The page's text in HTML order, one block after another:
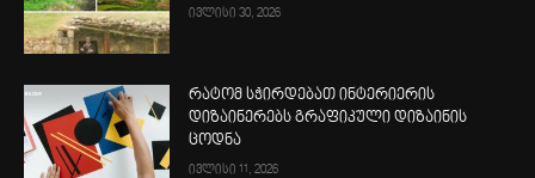
ივლისი 30, 2026
რატომ სჭირდებათ ინტერიერის
დიზაინერებს გრაფიკული დიზაინის
ცოდნა
ივლისი 11, 2026